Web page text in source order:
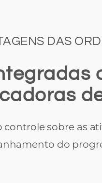
DAS
controle sobre as
do